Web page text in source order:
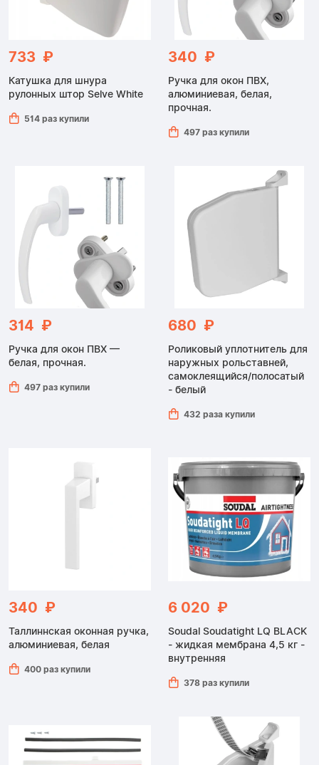
733 ₽
Катушка для шнура
рулонных штор Selve White
514 раз купили
340 ₽
Ручка для окон ПВХ,
алюминиевая, белая,
прочная.
497 раз купили
314 ₽
Ручка для окон ПВХ —
белая, прочная.
497 раз купили
680 ₽
Роликовый уплотнитель для
наружных рольставней,
самоклеящийся/полосатый
- белый
432 раза купили
340 ₽
Таллиннская оконная ручка,
алюминиевая, белая
400 раз купили
6 020 ₽
Soudal Soudatight LQ BLACK
- жидкая мембрана 4,5 кг -
внутренняя
378 раз купили